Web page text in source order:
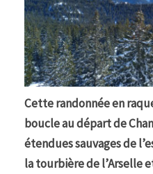
Cette randonnée en
boucle au départ de
étendues sauvages de
la tourbière de l’Arselle